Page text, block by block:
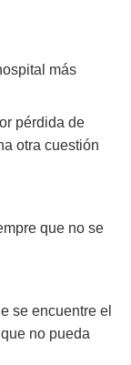
más
pérdida de
otra cuestión
que no se
se encuentre el
no pueda